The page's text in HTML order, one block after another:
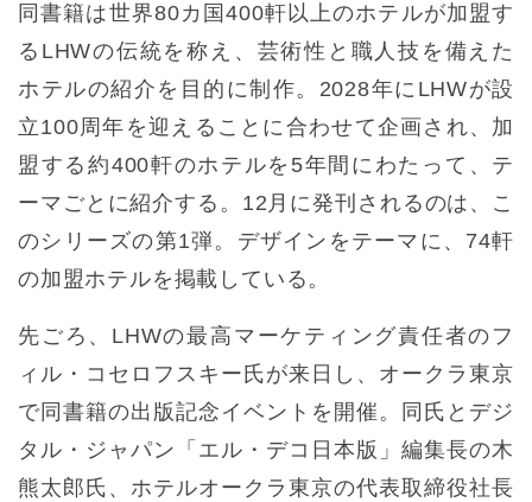
同書籍は世界80カ国400軒以上のホテルが加盟す
るLHWの伝統を称え、芸術性と職人技を備えた
ホテルの紹介を目的に制作。2028年にLHWが設
立100周年を迎えることに合わせて企画され、加
盟する約400軒のホテルを5年間にわたって、テ
ーマごとに紹介する。12月に発刊されるのは、こ
のシリーズの第1弾。デザインをテーマに、74軒
の加盟ホテルを掲載している。
先ごろ、LHWの最高マーケティング責任者のフ
ィル・コセロフスキー氏が来日し、オークラ東京
で同書籍の出版記念イベントを開催。同氏とデジ
タル・ジャパン「エル・デコ日本版」編集長の木
熊太郎氏、ホテルオークラ東京の代表取締役社長